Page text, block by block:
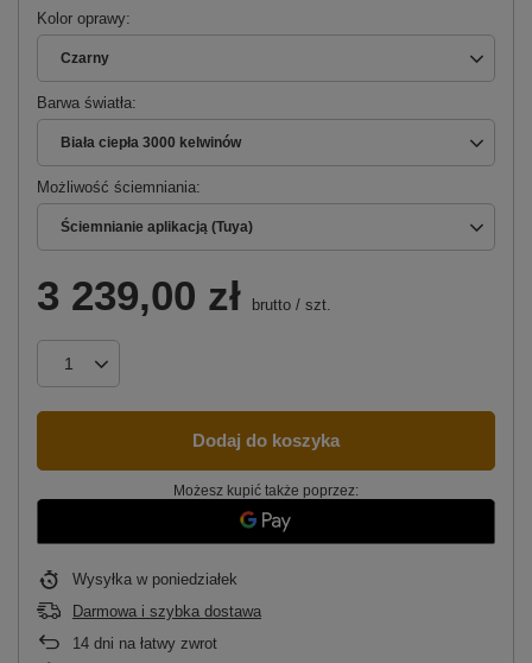
Kolor oprawy
Czarny
Barwa światła
Biała ciepła 3000 kelwinów
Możliwość ściemniania
Ściemnianie aplikacją (Tuya)
3 239,00 zł brutto / szt.
Dodaj do koszyka
Możesz kupić także poprzez:
Wysyłka w poniedziałek
Darmowa i szybka dostawa
14 dni na łatwy zwrot